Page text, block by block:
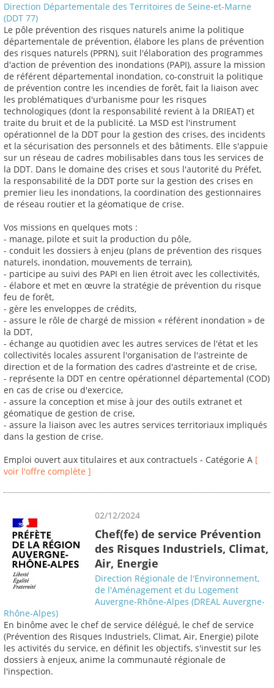
Direction Départementale des Territoires de Seine-et-Marne
(DDT 77)
Le pôle prévention des risques naturels anime la politique
départementale de prévention, élabore les plans de prévention
des risques naturels (PPRN), suit l'élaboration des programmes
d'action de prévention des inondations (PAPI), assure la mission
de référent départemental inondation, co-construit la politique
de prévention contre les incendies de forêt, fait la liaison avec
les problématiques d'urbanisme pour les risques
technologiques (dont la responsabilité revient à la DRIEAT) et
traite du bruit et de la publicité. La MSD est l'instrument
opérationnel de la DDT pour la gestion des crises, des incidents
et la sécurisation des personnels et des bâtiments. Elle s'appuie
sur un réseau de cadres mobilisables dans tous les services de
la DDT. Dans le domaine des crises et sous l'autorité du Préfet,
la responsabilité de la DDT porte sur la gestion des crises en
premier lieu les inondations, la coordination des gestionnaires
de réseau routier et la géomatique de crise.
Vos missions en quelques mots :
- manage, pilote et suit la production du pôle,
- conduit les dossiers à enjeu (plans de prévention des risques
naturels, inondation, mouvements de terrain),
- participe au suivi des PAPI en lien étroit avec les collectivités,
- élabore et met en œuvre la stratégie de prévention du risque
feu de forêt,
- gère les enveloppes de crédits,
- assure le rôle de chargé de mission « référent inondation » de
la DDT,
- échange au quotidien avec les autres services de l'état et les
collectivités locales assurent l'organisation de l'astreinte de
direction et de la formation des cadres d'astreinte et de crise,
- représente la DDT en centre opérationnel départemental (COD)
en cas de crise ou d'exercice,
- assure la conception et mise à jour des outils extranet et
géomatique de gestion de crise,
- assure la liaison avec les autres services territoriaux impliqués
dans la gestion de crise.
Emploi ouvert aux titulaires et aux contractuels - Catégorie A [
voir l'offre complète ]
02/12/2024
Chef(fe) de service Prévention
des Risques Industriels, Climat,
Air, Energie
Direction Régionale de l'Environnement,
de l'Aménagement et du Logement
Auvergne-Rhône-Alpes (DREAL Auvergne-
Rhône-Alpes)
En binôme avec le chef de service délégué, le chef de service
(Prévention des Risques Industriels, Climat, Air, Energie) pilote
les activités du service, en définit les objectifs, s'investit sur les
dossiers à enjeux, anime la communauté régionale de
l'inspection.